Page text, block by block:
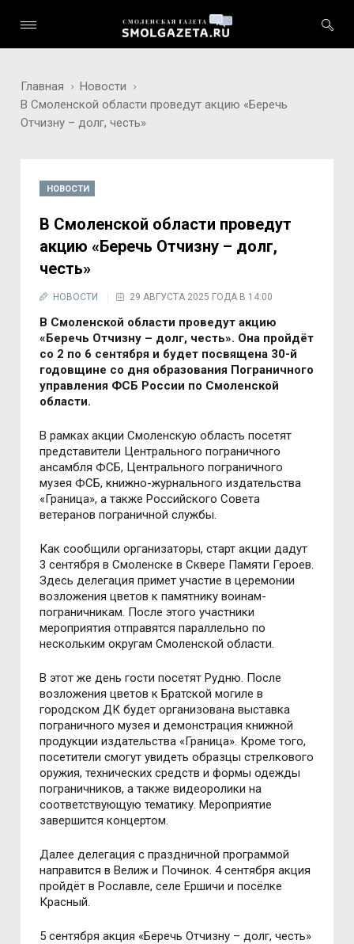
Главная
Новости
В Смоленской области проведут акцию «Беречь
Отчизну – долг, честь»
НОВОСТИ
В Смоленской области проведут
акцию «Беречь Отчизну – долг,
честь»
НОВОСТИ 29 АВГУСТА 2025 ГОДА В 14:00
В Смоленской области проведут акцию
«Беречь Отчизну – долг, честь». Она пройдёт
со 2 по 6 сентября и будет посвящена 30-й
годовщине со дня образования Пограничного
управления ФСБ России по Смоленской
области.
В рамках акции Смоленскую область посетят
представители Центрального пограничного
ансамбля ФСБ, Центрального пограничного
музея ФСБ, книжно-журнального издательства
«Граница», а также Российского Совета
ветеранов пограничной службы.
Как сообщили организаторы, старт акции дадут
3 сентября в Смоленске в Сквере Памяти Героев.
Здесь делегация примет участие в церемонии
возложения цветов к памятнику воинам-
пограничникам. После этого участники
мероприятия отправятся параллельно по
нескольким округам Смоленской области.
В этот же день гости посетят Рудню. После
возложения цветов к Братской могиле в
городском ДК будет организована выставка
пограничного музея и демонстрация книжной
продукции издательства «Граница». Кроме того,
посетители смогут увидеть образцы стрелкового
оружия, технических средств и формы одежды
пограничников, а также видеоролики на
соответствующую тематику. Мероприятие
завершится концертом.
Далее делегация с праздничной программой
направится в Велиж и Починок. 4 сентября акция
пройдёт в Рославле, селе Ершичи и посёлке
Красный.
5 сентября акция «Беречь Отчизну – долг, честь»